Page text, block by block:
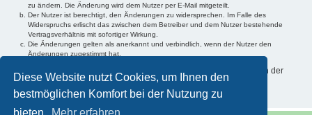
Diese Website nutzt Cookies, um Ihnen den
bestmöglichen Komfort bei der Nutzung zu
zu ändern. Die Änderung wird dem Nutzer per E-Mail mitgeteilt.
Der Nutzer ist berechtigt, den Änderungen zu widersprechen. Im Falle des
Widerspruchs erlischt das zwischen dem Betreiber und dem Nutzer bestehende
Vertragsverhältnis mit sofortiger Wirkung.
Die Änderungen gelten als anerkannt und verbindlich, wenn der Nutzer den
Änderungen zugestimmt hat.
Informationen über den Umgang mit Ihren persönlichen Daten sind in der
Datenschutzerklärung enthalten.